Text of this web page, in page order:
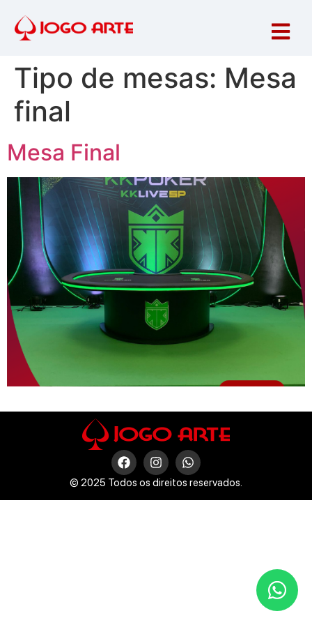
Tipo de mesas: Mesa
final
Mesa Final
© 2025 Todos os direitos reservados.